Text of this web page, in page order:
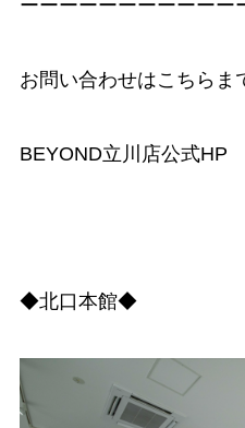
ーーーーーーーーーーー
お問い合わせはこちらま
BEYOND立川店公式HP
◆北口本館◆